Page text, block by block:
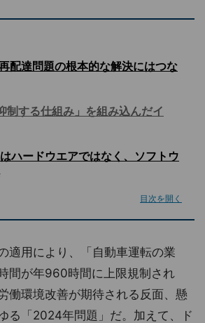
配達問題の根本的な解決にはつな
制する仕組み」を組み込んだイ
ハードウエアではなく、ソフトウ
目次を開く
適用により、「自動車運転の業
間が年960時間に上限規制され
働環境改善が期待される反面、懸
る「2024年問題」だ。加えて、ド